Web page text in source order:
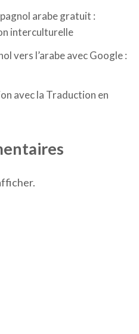
arabe gratuit :
interculturelle
vers l’arabe avec Google :
avec la Traduction en